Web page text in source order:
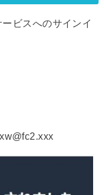
ビスへのサインイ